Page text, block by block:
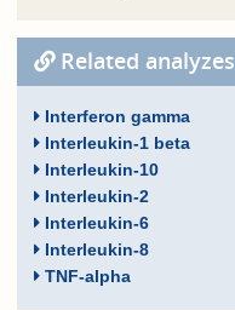
Related analyzes
Interferon gamma
Interleukin-1 beta
Interleukin-10
Interleukin-2
Interleukin-6
Interleukin-8
TNF-alpha